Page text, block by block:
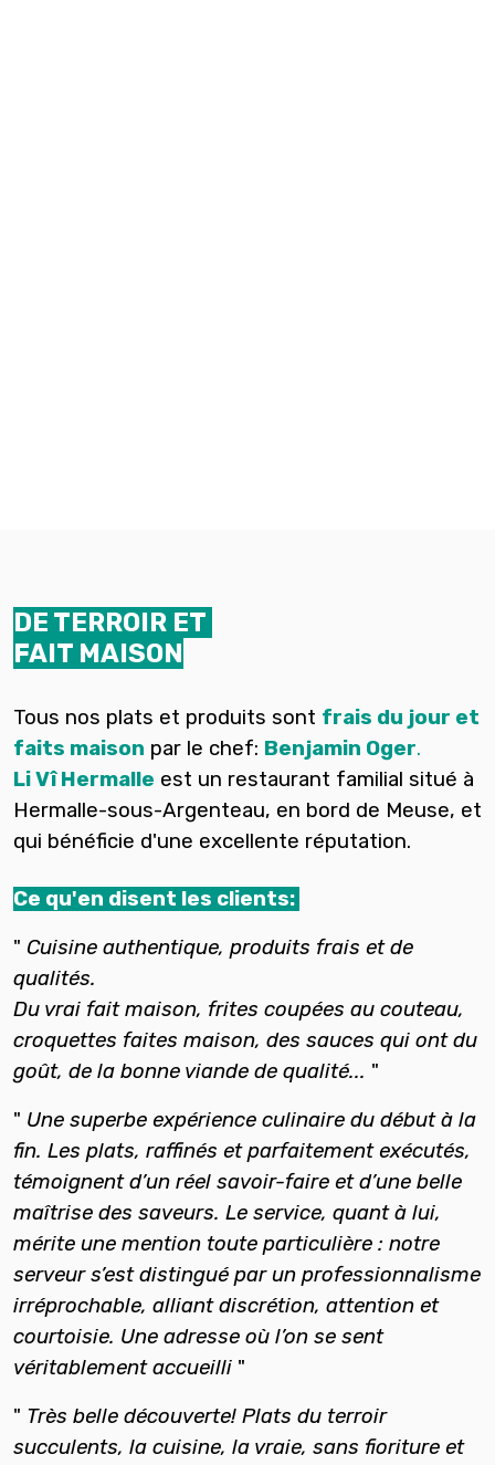
DE TERROIR ET
FAIT MAISON
Tous nos plats et produits sont frais du jour et
faits maison par le chef: Benjamin Oger.
Li Vî Hermalle est un restaurant familial situé à
Hermalle-sous-Argenteau, en bord de Meuse, et
qui bénéficie d'une excellente réputation.
Ce qu'en disent les clients:
" Cuisine authentique, produits frais et de
qualités.
Du vrai fait maison, frites coupées au couteau,
croquettes faites maison, des sauces qui ont du
goût, de la bonne viande de qualité... "
" Une superbe expérience culinaire du début à la
fin. Les plats, raffinés et parfaitement exécutés,
témoignent d’un réel savoir-faire et d’une belle
maîtrise des saveurs. Le service, quant à lui,
mérite une mention toute particulière : notre
serveur s’est distingué par un professionnalisme
irréprochable, alliant discrétion, attention et
courtoisie. Une adresse où l’on se sent
véritablement accueilli "
" Très belle découverte! Plats du terroir
succulents, la cuisine, la vraie, sans fioriture et